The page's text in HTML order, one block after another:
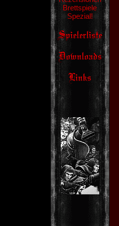
Brettspiele
Spezial!